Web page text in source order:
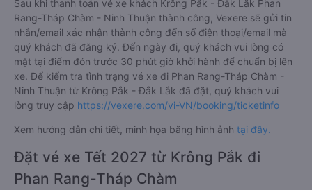
Sau khi thanh toán vé xe khách Krông Pắk - Đắk Lắk Phan
Rang-Tháp Chàm - Ninh Thuận thành công, Vexere sẽ gửi tin
nhắn/email xác nhận thành công đến số điện thoại/email mà
quý khách đã đăng ký. Đến ngày đi, quý khách vui lòng có
mặt tại điểm đón trước 30 phút giờ khởi hành để chuẩn bị lên
xe. Để kiểm tra tình trạng vé xe đi Phan Rang-Tháp Chàm -
Ninh Thuận từ Krông Pắk - Đắk Lắk đã đặt, quý khách vui
lòng truy cập https://vexere.com/vi-VN/booking/ticketinfo
Xem hướng dẫn chi tiết, minh họa bằng hình ảnh tại đây.
Đặt vé xe Tết 2027 từ Krông Pắk đi
Phan Rang-Tháp Chàm